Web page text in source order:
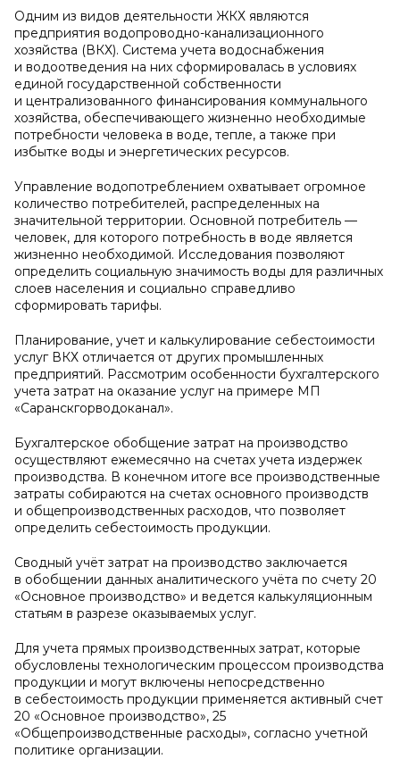
Одним из видов деятельности ЖКХ являются
предприятия водопроводно-канализационного
хозяйства (ВКХ). Система учета водоснабжения
и водоотведения на них сформировалась в условиях
единой государственной собственности
и централизованного финансирования коммунального
хозяйства, обеспечивающего жизненно необходимые
потребности человека в воде, тепле, а также при
избытке воды и энергетических ресурсов.
Управление водопотреблением охватывает огромное
количество потребителей, распределенных на
значительной территории. Основной потребитель —
человек, для которого потребность в воде является
жизненно необходимой. Исследования позволяют
определить социальную значимость воды для различных
слоев населения и социально справедливо
сформировать тарифы.
Планирование, учет и калькулирование себестоимости
услуг ВКХ отличается от других промышленных
предприятий. Рассмотрим особенности бухгалтерского
учета затрат на оказание услуг на примере МП
«Саранскгорводоканал».
Бухгалтерское обобщение затрат на производство
осуществляют ежемесячно на счетах учета издержек
производства. В конечном итоге все производственные
затраты собираются на счетах основного производств
и общепроизводственных расходов, что позволяет
определить себестоимость продукции.
Сводный учёт затрат на производство заключается
в обобщении данных аналитического учёта по счету 20
«Основное производство» и ведется калькуляционным
статьям в разрезе оказываемых услуг.
Для учета прямых производственных затрат, которые
обусловлены технологическим процессом производства
продукции и могут включены непосредственно
в себестоимость продукции применяется активный счет
20 «Основное производство», 25
«Общепроизводственные расходы», согласно учетной
политике организации.